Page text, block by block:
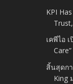
KPI
เคพีไอ
สิ้นสุดกา
King